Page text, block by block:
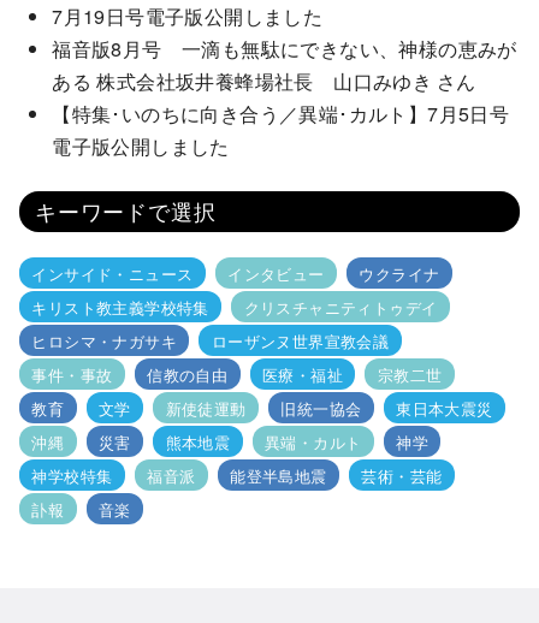
7月19日号電子版公開しました
福音版8月号 一滴も無駄にできない、神様の恵みが
ある 株式会社坂井養蜂場社長 山口みゆき さん
【特集･いのちに向き合う／異端･カルト】7月5日号
電子版公開しました
キーワードで選択
インサイド・ニュース インタビュー
ウクライナ
キリスト教主義学校特集
クリスチャニティトゥデイ
ヒロシマ・ナガサキ
ローザンヌ世界宣教会議
事件・事故
信教の自由 医療・福祉
宗教二世
教育
文学 新使徒運動 旧統一協会
東日本大震災
沖縄
災害 熊本地震 異端・カルト
神学
神学校特集
福音派 能登半島地震
芸術・芸能
訃報
音楽